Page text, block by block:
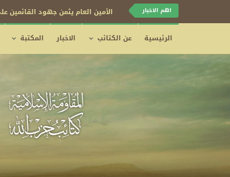
اهم الاخبار الأمين العام يثمن جهود القائمين
الرئيسية عن الكتائب الاخبار المكتبة